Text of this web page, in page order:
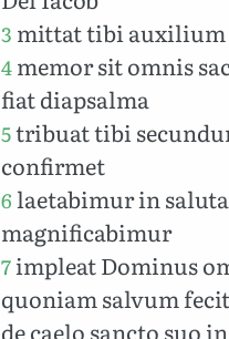
3 mittat tibi auxilium
4memor sit omnis
fiat diapsalma
5tribuat tibi
confirmet
6laetabimur in
magnificabimur
7impleat Dominus
quoniam salvum
de caelo sancto suo